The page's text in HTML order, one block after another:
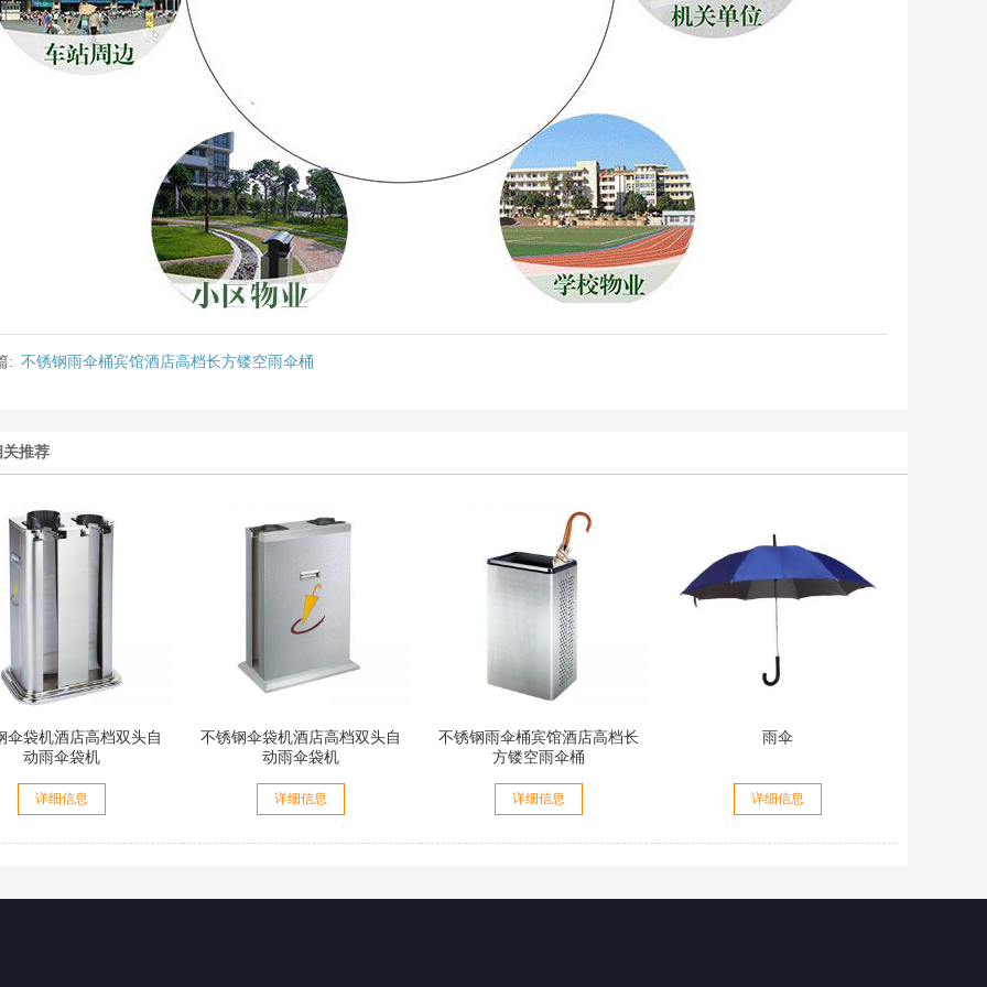
: 不锈钢雨伞桶宾馆酒店高档长方镂空雨伞桶
关推荐
伞袋机酒店高档双头自
动雨伞袋机
详细信息
不锈钢伞袋机酒店高档双头自
动雨伞袋机
详细信息
不锈钢雨伞桶宾馆酒店高档长
方镂空雨伞桶
详细信息
雨伞
详细信息